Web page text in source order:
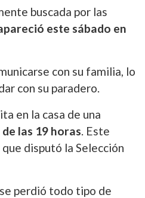
buscada por las
este sábado en
con su familia, lo
con su paradero.
en la casa de una
las 19 horas. Este
disputó la Selección
perdió todo tipo de